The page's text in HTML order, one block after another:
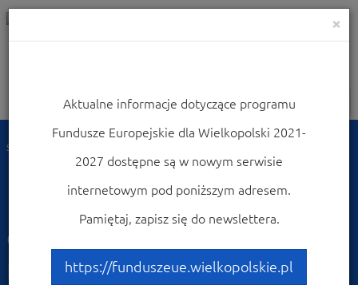
Nawigacja
Strona główna
Zapoznaj się z prawem i dokumentami
Rozporządzenie
delegowane Komisji (UE)
nr 480_2014 z dnia 3
×
Aktualne informacje dotyczące programu
Fundusze Europejskie dla Wielkopolski 2021-
2027 dostępne są w nowym serwisie
internetowym pod poniższym adresem.
Pamiętaj, zapisz się do newslettera.
https://funduszeue.wielkopolskie.pl